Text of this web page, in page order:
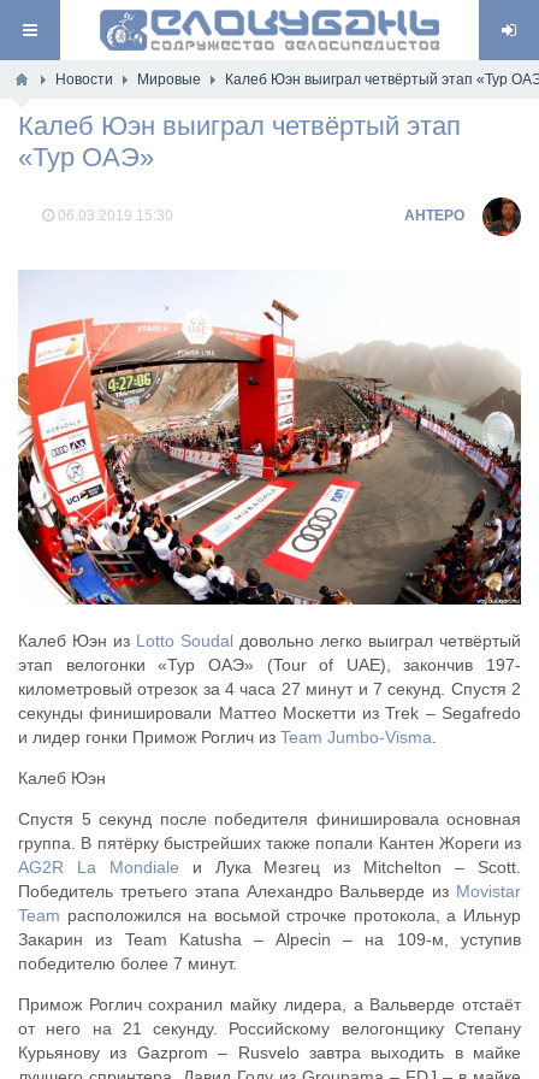
Новости Мировые Калеб Юэн выиграл четвёртый этап «Тур
Калеб Юэн выиграл четвёртый этап
«Тур ОАЭ»
06.03.2019 15:30 AHTEPO
Калеб Юэн из Lotto Soudal довольно легко выиграл четвёртый
этап велогонки «Тур ОАЭ» (Tour of UAE), закончив 197-
километровый отрезок за 4 часа 27 минут и 7 секунд. Спустя 2
секунды финишировали Маттео Москетти из Trek – Segafredo
и лидер гонки Примож Роглич из Team Jumbo-Visma.
Калеб Юэн
Спустя 5 секунд после победителя финишировала основная
группа. В пятёрку быстрейших также попали Кантен Жореги из
AG2R La Mondiale и Лука Мезгец из Mitchelton – Scott.
Победитель третьего этапа Алехандро Вальверде из Movistar
Team расположился на восьмой строчке протокола, а Ильнур
Закарин из Team Katusha – Alpecin – на 109-м, уступив
победителю более 7 минут.
Примож Роглич сохранил майку лидера, а Вальверде отстаёт
от него на 21 секунду. Российскому велогонщику Степану
Курьянову из Gazprom – Rusvelo завтра выходить в майке